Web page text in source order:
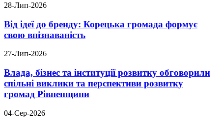
28-Лип-2026
Від ідеї до бренду: Корецька громада формує
свою впізнаваність
27-Лип-2026
Влада, бізнес та інституції розвитку обговорили
спільні виклики та перспективи розвитку
громад Рівненщини
04-Сер-2026